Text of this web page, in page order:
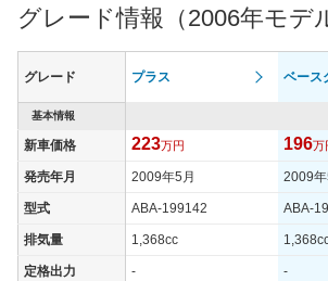
グレード情報（2006年モデ
グレード プラス ベース
基本情報
新車価格 223万円 196万
発売年月 2009年5月 2009年
型式 ABA-199142 ABA-
排気量 1,368cc
定格出力 - -